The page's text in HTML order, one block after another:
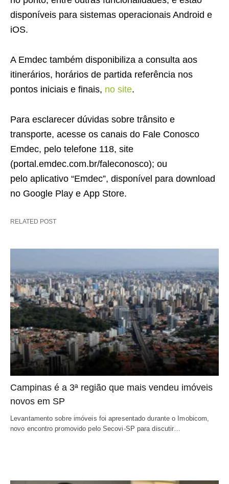
disponíveis para sistemas operacionais Android e
iOS.
A Emdec também disponibiliza a consulta aos
itinerários, horários de partida referência nos
pontos iniciais e finais, no site.
Para esclarecer dúvidas sobre trânsito e
transporte, acesse os canais do Fale Conosco
Emdec, pelo telefone 118, site
(portal.emdec.com.br/faleconosco); ou
pelo aplicativo “Emdec”, disponível para download
no Google Play e App Store.
RELATED POST
Campinas é a 3ª região que mais vendeu imóveis
novos em SP
Levantamento sobre imóveis foi apresentado durante o Imobicom,
novo encontro promovido pelo Secovi-SP para discutir…